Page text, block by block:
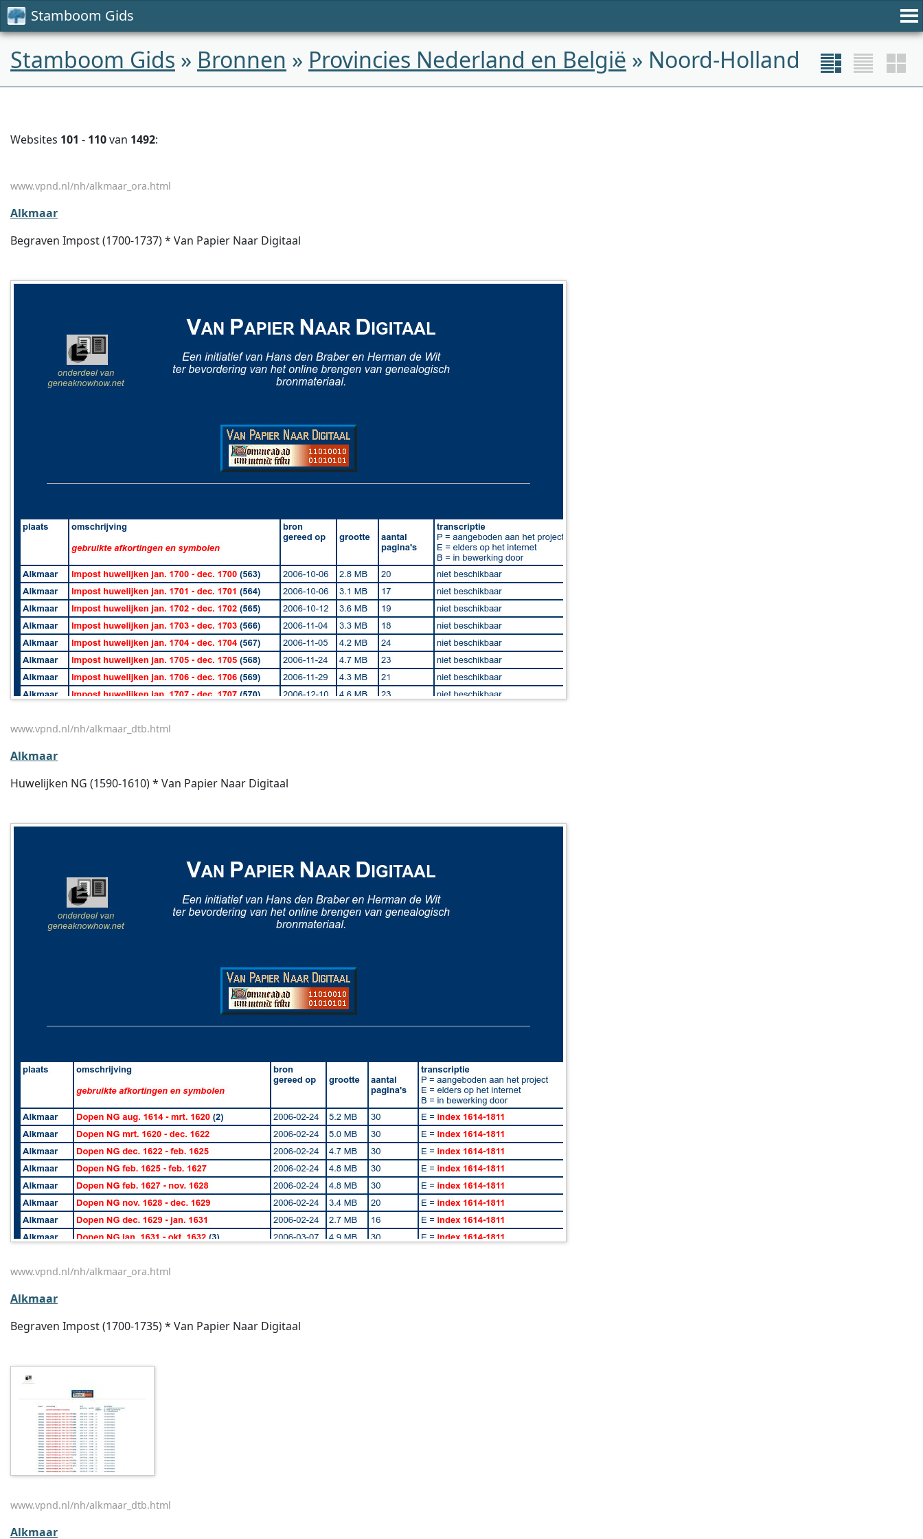
Stamboom Gids
Stamboom Gids » Bronnen » Provincies Nederland en België » Noord-Holland
Websites 101 - 110van 1492:
www.vpnd.nl/nh/alkmaar_ora.html
Alkmaar
Begraven Impost (1700-1737) * Van Papier Naar Digitaal
www.vpnd.nl/nh/alkmaar_dtb.html
Alkmaar
Huwelijken NG (1590-1610) * Van Papier Naar Digitaal
www.vpnd.nl/nh/alkmaar_ora.html
Alkmaar
Begraven Impost (1700-1735) * Van Papier Naar Digitaal
www.vpnd.nl/nh/alkmaar_dtb.html
Alkmaar